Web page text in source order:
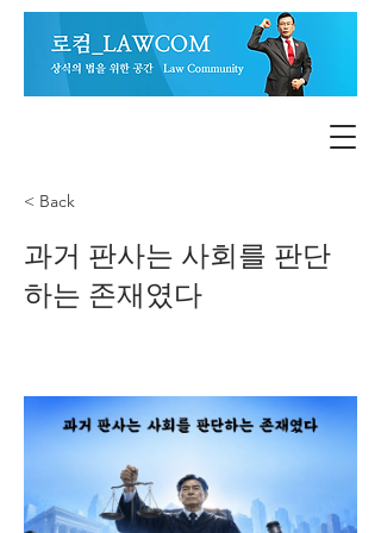
< Back
과거 판사는 사회를 판단
하는 존재였다